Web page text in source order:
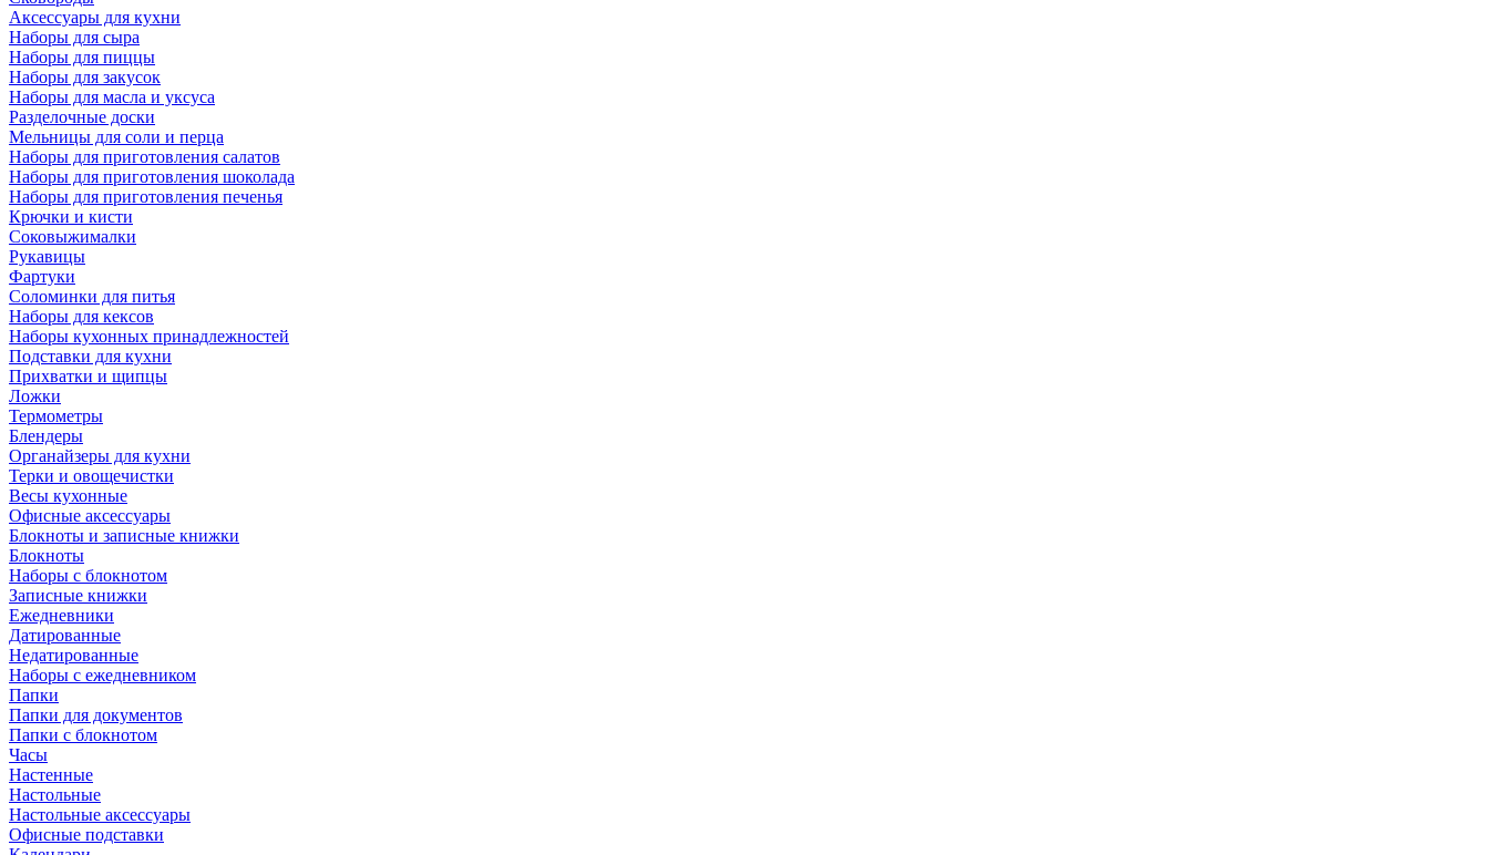
Аксессуары для кухни
Наборы для сыра
Наборы для пиццы
Наборы для закусок
Наборы для масла и уксуса
Разделочные доски
Мельницы для соли и перца
Наборы для приготовления салатов
Наборы для приготовления шоколада
Наборы для приготовления печенья
Крючки и кисти
Соковыжималки
Рукавицы
Фартуки
Соломинки для питья
Наборы для кексов
Наборы кухонных принадлежностей
Подставки для кухни
Прихватки и щипцы
Ложки
Термометры
Блендеры
Органайзеры для кухни
Терки и овощечистки
Весы кухонные
Офисные аксессуары
Блокноты и записные книжки
Блокноты
Наборы с блокнотом
Записные книжки
Ежедневники
Датированные
Недатированные
Наборы с ежедневником
Папки
Папки для документов
Папки с блокнотом
Часы
Настенные
Настольные
Настольные аксессуары
Офисные подставки